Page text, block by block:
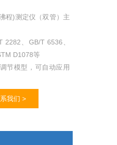
程)测定仪（双管）主
、GB/T 6536、
D1078等
节模型，可自动应用
我们 >